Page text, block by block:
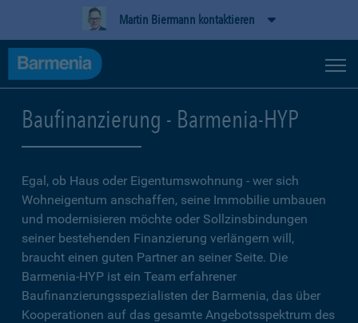
Martin Biermann kontaktieren
Baufinanzierung - Barmenia-HYP
Egal, ob Haus oder Eigentumswohnung - wer sich
Wohneigentum anschaffen, seine Immobilie umbauen
und modernisieren möchte oder Sollzinsbindungen
seiner bestehenden Finanzierung verlängern will,
braucht einen guten Partner an seiner Seite. Die
Barmenia-HYP ist ein Team erfahrener
Baufinanzierungsspezialisten der Barmenia, das über
Kooperationen auf das gesamte Angebotsspektrum des